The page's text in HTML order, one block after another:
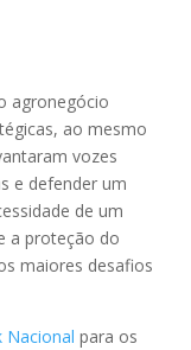
agronegócio
ao mesmo
vozes
e defender um
de um
a proteção do
maiores desafios
Nacional para os